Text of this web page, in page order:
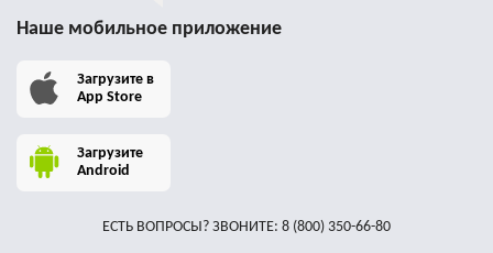
Наше мобильное приложение
Загрузите в
App Store
Загрузите
Android
ЕСТЬ ВОПРОСЫ? ЗВОНИТЕ: 8 (800) 350-66-80